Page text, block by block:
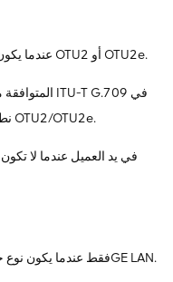
يتم قبول وظيفة ESC عندما يكون نوع خدمة العميل هو OTU2 أو OTU2e.
نطاق العميل، فقط عندما يكون نوع الخدمة هو OTU2/OTU2e.
احصل على وظيفة LPT فقط عندما يكون نوع خدمة العميل هو 10GE LAN.